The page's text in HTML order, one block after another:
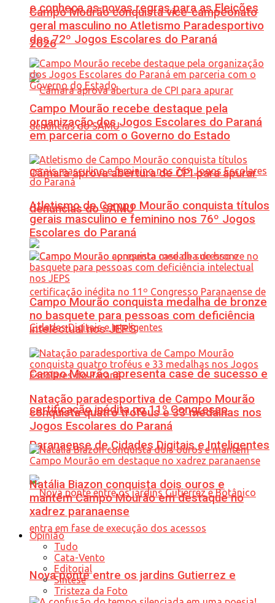
e conheça as novas regras para as Eleições
2026
Câmara aprova abertura de CPI para apurar
denúncias do SAMU
Campo Mourão apresenta case de sucesso e
certificação inédita no 11º Congresso
Paranaense de Cidades Digitais e Inteligentes
Nova ponte entre os jardins Gutierrez e
Campo Mourão conquista vice-campeonato
geral masculino no Atletismo Paradesportivo
dos 72º Jogos Escolares do Paraná
Campo Mourão recebe destaque pela
organização dos Jogos Escolares do Paraná
em parceria com o Governo do Estado
Atletismo de Campo Mourão conquista títulos
gerais masculino e feminino nos 76º Jogos
Escolares do Paraná
Campo Mourão conquista medalha de bronze
no basquete para pessoas com deficiência
intelectual nos JEPS
Natação paradesportiva de Campo Mourão
conquista quatro troféus e 33 medalhas nos
Jogos Escolares do Paraná
Natália Biazon conquista dois ouros e
mantém Campo Mourão em destaque no
xadrez paranaense
Opinião
Tudo
Cata-Vento
Editorial
Síntese
Tristeza da Foto